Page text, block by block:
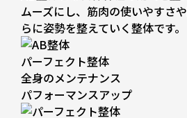
ムーズにし、筋肉の使いやすさ
らに姿勢を整えていく整体です。
パーフェクト整体
全身のメンテナンス
パフォーマンスアップ